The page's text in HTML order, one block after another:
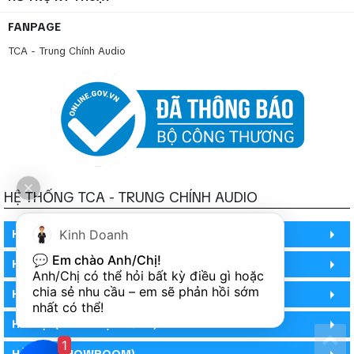
Tín hiệu điều khiển
Nguồn DC
>> Nếu bạn vẫn đang băn khoăn thì có thể xem thêm sản
Đầu Karaoke Kara M10i 4TB + Màn Hình Cảm Ứng 21,5
FANPAGE
TCA - Trung Chính Audio
HỆ THỐNG TCA - TRUNG CHÍNH AUDIO
HỒ CHÍ MINH
HỒ CHÍ MINH
HỒ CHÍ MINH (PHÒNG BẢO HÀNH)
HÀ NỘI (DEMO HỆ THỐNG)
Kinh Doanh
💬 Em chào Anh/Chị!
Anh/Chị có thể hỏi bất kỳ điều gì hoặc
chia sẻ nhu cầu – em sẽ phản hồi sớm
nhất có thể!
1